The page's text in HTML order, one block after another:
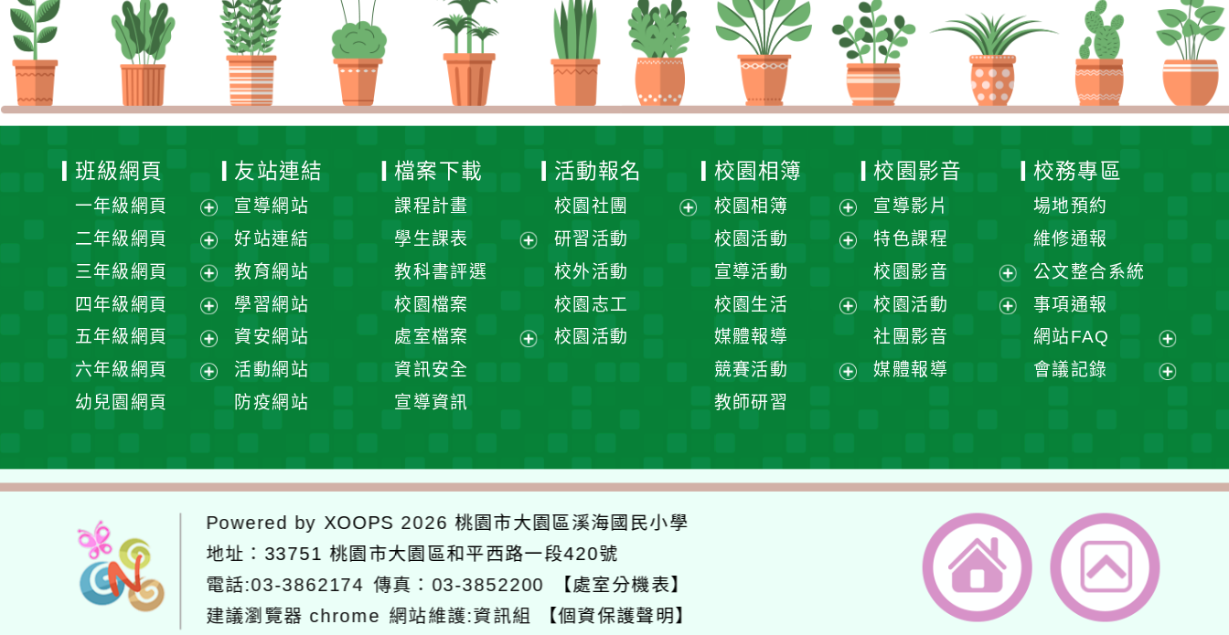
班級網頁
一年級網頁
展
開
選
單
二年級網頁
展
開
選
單
三年級網頁
展
選
單
四年級網頁
展
選
五年級網頁
展
六年級網頁
單
幼兒園網頁
友站連結
宣導網站
好站連結
教育網站
學習網站
資安網站
活動網站
防疫網站
檔案下載
課程計畫
學生課表
單
教科書評選
校園檔案
處室檔案
資訊安全
宣導資訊
活動報名
校園社團
研習活動
校外活動
校園志工
校園活動
校園相簿
校園相簿
展
開
單
校園活動
選
宣導活動
校園生活
選
媒體報導
競賽活動
單
教師研習
校園影音
宣導影片
特色課程
校園影音
展
校園活動
社團影音
媒體報導
校務專區
場地預約
維修通報
公文整合系統
事項通報
網站FAQ
展
會議記錄
單
Powered by XOOPS 2026桃園市大園區溪海國民小學
地址： 33751 桃園市大園區和平西路一段420號
電話:03-3862174 傳真：03-3852200 【處室分機表】
建議瀏覽器 chrome 網站維護:資訊組 【個資保護聲明】